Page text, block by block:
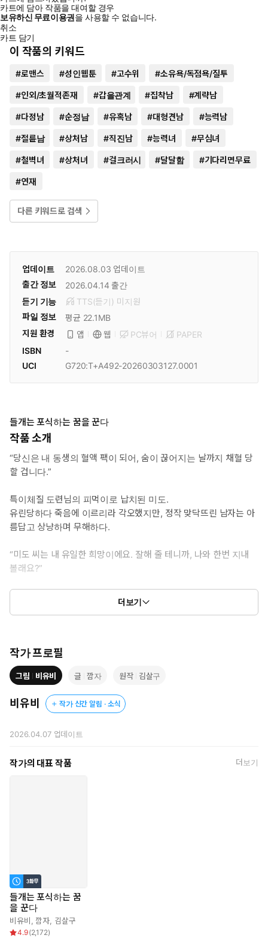
카트에 담아 작품을 대여할 경우
보유하신 무료이용권을 사용할 수 없습니다.
취소
카트 담기
이 작품의 키워드
#로맨스 #성인웹툰 #고수위 #소유욕/독점욕/질투
#인외/초월적존재 #갑을관계 #집착남 #계략남
#다정남 #순정남 #유혹남 #대형견남 #능력남
#절륜남 #상처남 #직진남 #능력녀 #무심녀
#철벽녀 #상처녀 #걸크러시 #달달함 #기다리면무료
#연재
다른 키워드로 검색
업데이트 2026.08.03 업데이트
출간 정보
2026.04.14 출간
듣기 기능
TTS(듣기) 미 지원
파일 정보
평균 22.1MB
지원 환경
앱 웹 PC뷰어
PAPER
ISBN
-
UCI
G720:T+A492-20260303127.0001
들개는 포식하는 꿈을 꾼다
작품 소개
“당신은 내 동생의 혈액 팩이 되어, 숨이 끊어지는 날까지 채혈 당
할 겁니다.”
특이체질 도련님의 피먹이로 납치된 미도.
유린당하다 죽음에 이르리라 각오했지만, 정작 맞닥뜨린 남자는 아
름답고 상냥하며 무해하다.
“미도 씨는 내 유일한 희망이에요. 잘해 줄 테니까, 나와 한번 지내
볼래요?”
미도는 백경의 곁에 머물며 탈출 기회를 엿보지만, 다정한 외피를 뒤
집어쓴 남자는 그녀의 경계를 교묘하게 무너뜨린다.
“우리 관계에 어울리는 태도.”
“…….”
“그게 정말로 미도 씨가 원하는 거라면, 지금이라도 납치범답게 굴
어 볼까요?”
틀어쥐려는 자와 벗어나려는 자의 치열한 신경전.
렀던 광증이 폭발한다.
백경의 집착에도 불이 붙는다.
그러나 미도에게는 꼭 돌아가야만 하는 이유가 있는데….
“나, 한 번 정도는 화내려고 했는데… 못 하겠어요.”
더보기
작가 프로필
그림 비유비 글 깜자 원작 김살구
비유비 작가 신간 알림 · 소식
2026.04.07업데이트
작가의 대표 작품 더보기
들개는 포식하는 꿈
을 꾼다
비유비 깜자 김살구
4.9(2,172)